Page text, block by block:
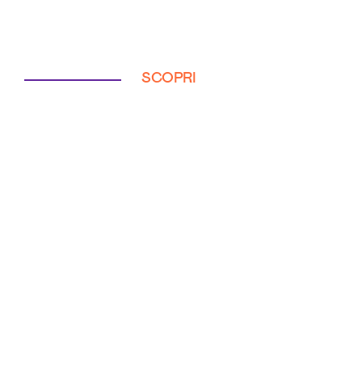
SCOPRI